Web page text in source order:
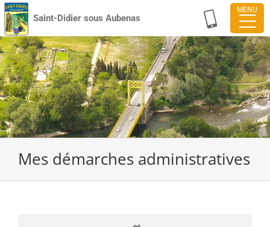
Passer
au
contenu
Saint-Didier sous Aubenas
Mes démarches administratives